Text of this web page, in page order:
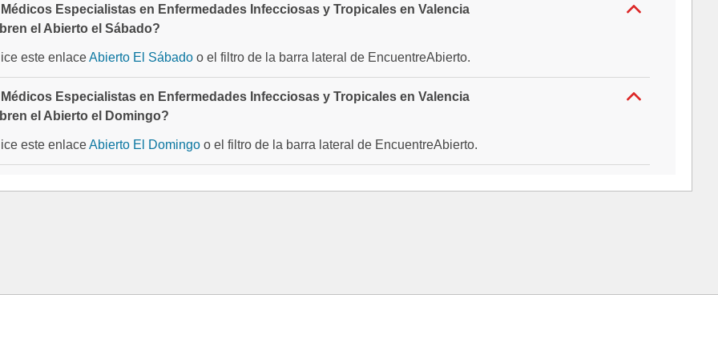
Especialistas en Enfermedades Infecciosas y Tropicales en Valencia
el Abierto el Sábado?
este enlace Abierto El Sábado o el filtro de la barra lateral de EncuentreAbierto.
Especialistas en Enfermedades Infecciosas y Tropicales en Valencia
el Abierto el Domingo?
este enlace Abierto El Domingo o el filtro de la barra lateral de EncuentreAbierto.